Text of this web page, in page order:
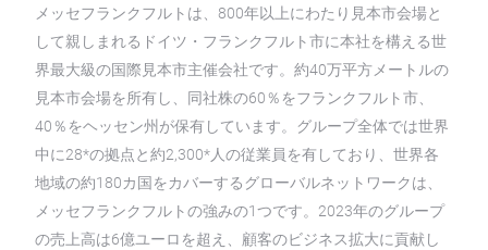
メッセフランクフルトは、800年以上にわたり見本市会場と
して親しまれるドイツ・フランクフルト市に本社を構える世
界最大級の国際見本市主催会社です。約40万平方メートルの
見本市会場を所有し、同社株の60％をフランクフルト市、
40％をヘッセン州が保有しています。グループ全体では世界
中に28*の拠点と約2,300*人の従業員を有しており、世界各
地域の約180カ国をカバーするグローバルネットワークは、
メッセフランクフルトの強みの1つです。2023年のグループ
の売上高は6億ユーロを超え、顧客のビジネス拡大に貢献し